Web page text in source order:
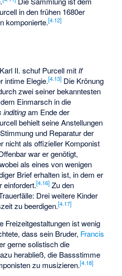
in den frühen 1680er
komponierte.[4.12]
II. schuf Purcell mit If
intime Elegie.[4.13] Die Krönung
zwei seiner bekanntesten
Einmarsch in die
inditingam Ende der
behielt seine Anstellungen
und Reparatur der
nicht als offizieller Komponist
war er genötigt,
als eines von wenigen
Brief erhalten ist, in dem er
einfordert.[4.16] Zu den
Drei weitere Kinder
zu beerdigen.[4.17]
Freizeitgestaltungen ist wenig
dass sein Bruder, Francis
gerne solistisch die
herabließ, die Bassstimme
zu musizieren.[4.18]